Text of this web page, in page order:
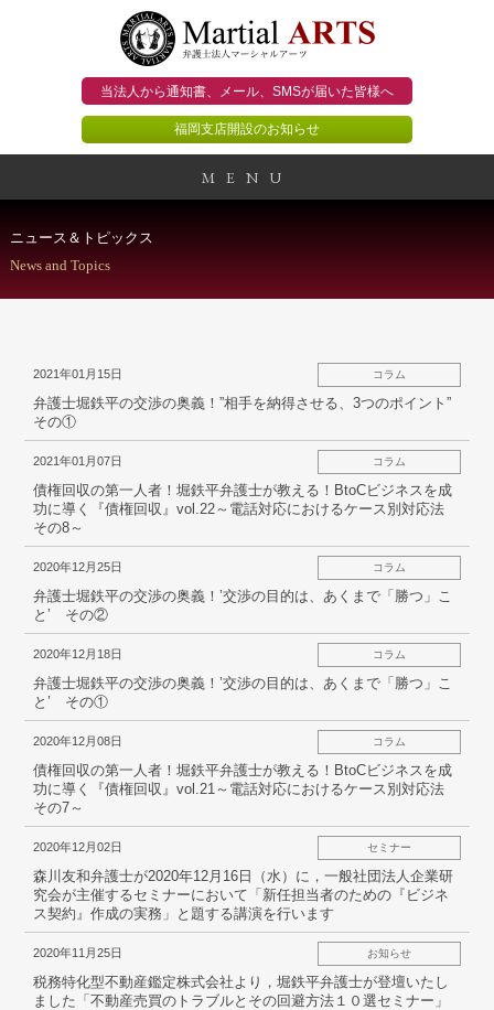
当法人から通知書、メール、 SMSが届いた皆様へ
福岡支店開設のお知らせ
MENU
事務所概要
個人のお客様
弁護士紹介
お問い合わせ
アクセス
個人情報保護方針
ニュース＆トピックス
News and Topics
2021年01月15日 コラム
弁護士堀鉄平の交渉の奥義！”相手を納得させる、3つのポイント”
その①
2021年01月07日 コラム
債権回収の第一人者！堀鉄平弁護士が教える！BtoCビジネスを成
功に導く『債権回収』vol.22～電話対応におけるケース別対応法
その8～
2020年12月25日 コラム
弁護士堀鉄平の交渉の奥義！’交渉の目的は、あくまで「勝つ」こ
と’ その②
2020年12月18日 コラム
弁護士堀鉄平の交渉の奥義！’交渉の目的は、あくまで「勝つ」こ
と’ その①
2020年12月08日 コラム
債権回収の第一人者！堀鉄平弁護士が教える！BtoCビジネスを成
功に導く『債権回収』vol.21～電話対応におけるケース別対応法
その7～
2020年12月02日 セミナー
森川友和弁護士が2020年12月16日（水）に，一般社団法人企業研
究会が主催するセミナーにおいて「新任担当者のための『ビジネ
ス契約』作成の実務」と題する講演を行います
2020年11月25日 お知らせ
税務特化型不動産鑑定株式会社より，堀鉄平弁護士が登壇いたし
ました「不動産売買のトラブルとその回避方法１０選セミナー」